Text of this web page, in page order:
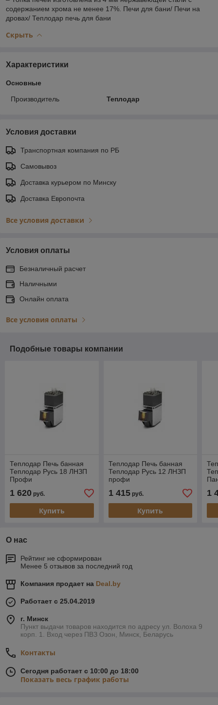
содержанием хрома не менее 17%. Печи для бани/ Печи на
дровах/ Теплодар печь для бани
Скрыть
Характеристики
Основные
Производитель Теплодар
Условия доставки
Транспортная компания по РБ
Самовывоз
Доставка курьером по Минску
Доставка Европочта
Все условия доставки
Условия оплаты
Безналичный расчет
Наличными
Онлайн оплата
Все условия оплаты
Подобные товары компании
Теплодар Печь банная
Теплодар Русь 18 ЛНЗП
Профи
1 620 руб.
Купить
Теплодар Печь банная
Теплодар Русь 12 ЛНЗП
профи
1 415руб.
Купить
1
О нас
Рейтинг не сформирован
Менее 5 отзывов за последний год
Компания продает на Deal.by
Работает с 25.04.2019
г. Минск
Пункт выдачи товаров находится по адресу ул. Волоха 9
корп. 1. Вход через ПВЗ Озон, Минск, Беларусь
Контакты
Сегодня работает с 10:00 до 18:00
Показать весь график работы